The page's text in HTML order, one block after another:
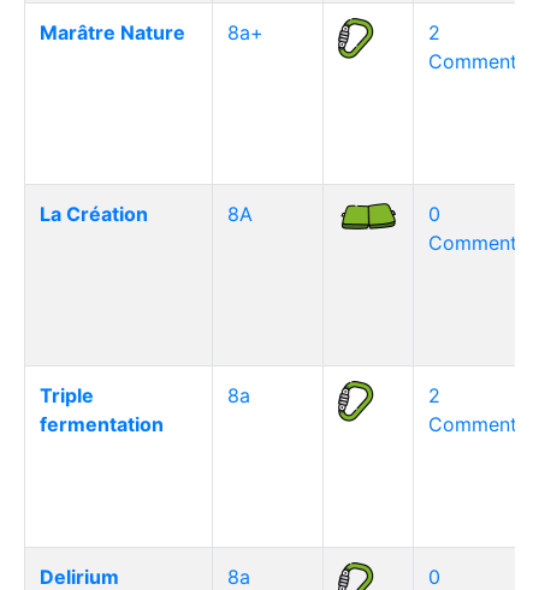
Marâtre Nature 8a+
2
La Création 8A
0
Triple
fermentation
8a
2
Delirium
8a
0